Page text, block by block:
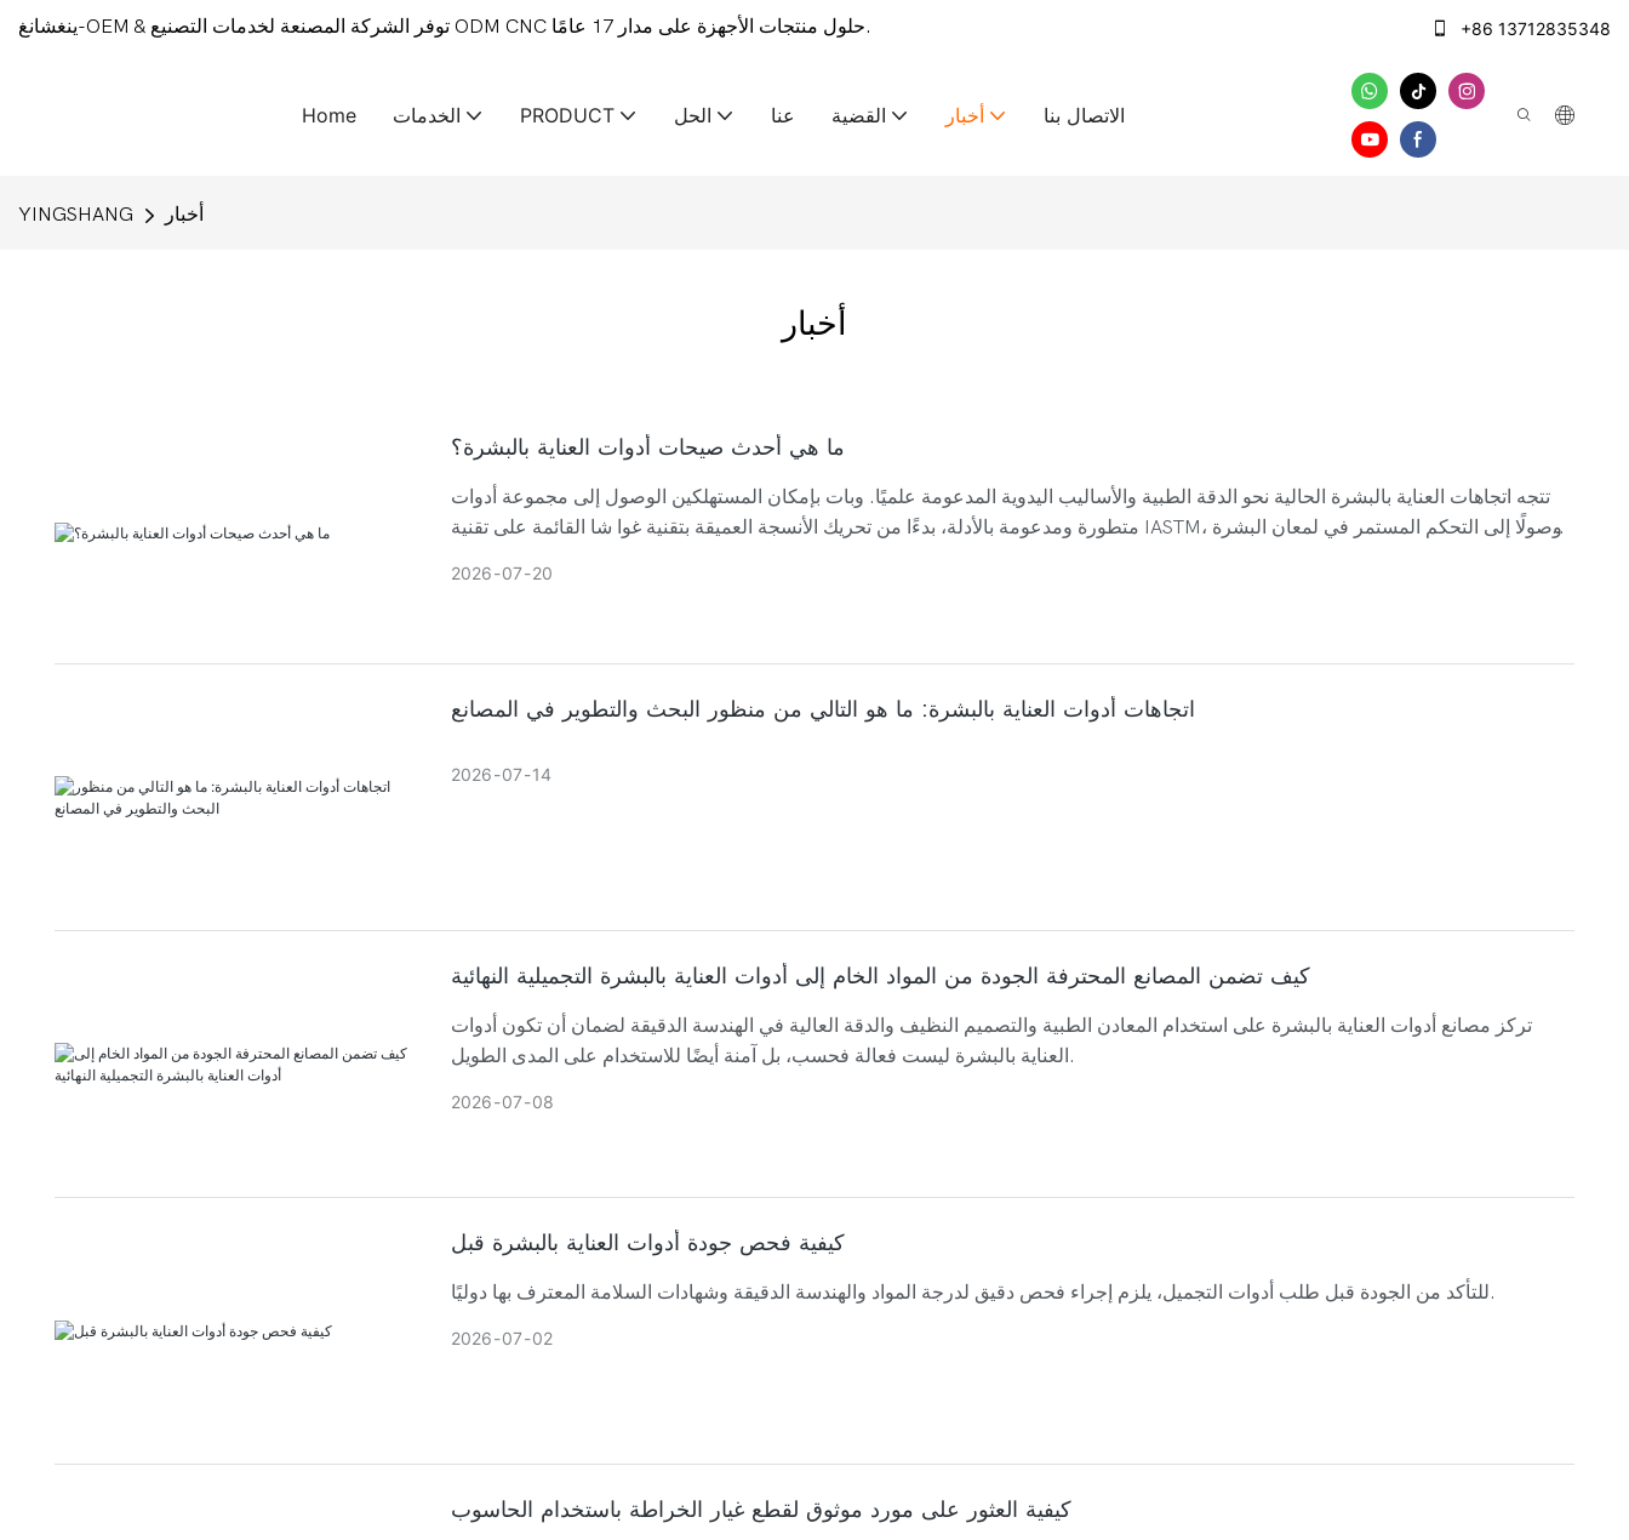
ينغشانغ-OEM & توفر الشركة المصنعة لخدمات التصنيع ODM CNC حلول منتجات الأجهزة على مدار 17 عامًا. +86 13712835348
Home الخدمات PRODUCT الحل عنا القضية أخبار الاتصال بنا
YINGSHANG أخبار
أخبار
ما هي أحدث صيحات أدوات العناية بالبشرة؟
تتجه اتجاهات العناية بالبشرة الحالية نحو الدقة الطبية والأساليب اليدوية المدعومة علميًا. وبات بإمكان المستهلكين الوصول إلى مجموعة أدوات
متطورة ومدعومة بالأدلة، بدءًا من تحريك الأنسجة العميقة بتقنية غوا شا القائمة على تقنية IASTM، وصولًا إلى التحكم المستمر في لمعان البشرة
2026 07 20
اتجاهات أدوات العناية بالبشرة: ما هو التالي من منظور البحث والتطوير في المصانع
2026 07 14
كيف تضمن المصانع المحترفة الجودة من المواد الخام إلى أدوات العناية بالبشرة التجميلية النهائية
تركز مصانع أدوات العناية بالبشرة على استخدام المعادن الطبية والتصميم النظيف والدقة العالية في الهندسة الدقيقة لضمان أن تكون أدوات
العناية بالبشرة ليست فعالة فحسب، بل آمنة أيضًا للاستخدام على المدى الطويل.
2026 07 08
كيفية فحص جودة أدوات العناية بالبشرة قبل
للتأكد من الجودة قبل طلب أدوات التجميل، يلزم إجراء فحص دقيق لدرجة المواد والهندسة الدقيقة وشهادات السلامة المعترف بها دوليًا.
2026 07 02
كيفية العثور على مورد موثوق لقطع غيار الخراطة باستخدام الحاسوب